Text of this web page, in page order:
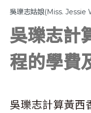
吳瓅志姑娘(Miss. Jessie
吳瓅志計
程的學費
吳瓅志計算黃西